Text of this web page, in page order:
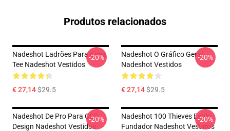
Produtos relacionados
Nadeshot Ladrões Para Cima
Tee Nadeshot Vestidos
€ 27,14$29.5
-20%
Nadeshot O Gráfico Geral
Nadeshot Vestidos
€ 27,14$29.5
-20%
Nadeshot De Pro Para CEO
Design Nadeshot Vestidos
-20%
Nadeshot 100 Thieves Estilo
Fundador Nadeshot Vestidos
-20%